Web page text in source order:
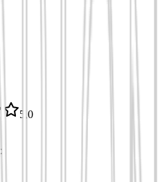
5,0
: